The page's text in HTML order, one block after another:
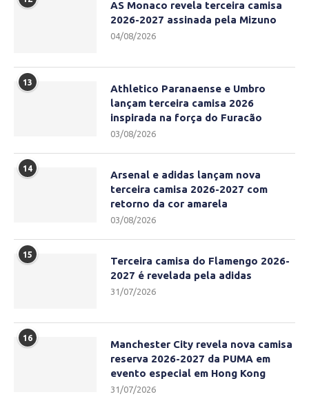
AS Monaco revela terceira camisa
2026-2027 assinada pela Mizuno
04/08/2026
13
Athletico Paranaense e Umbro
lançam terceira camisa 2026
inspirada na força do Furacão
03/08/2026
14
Arsenal e adidas lançam nova
terceira camisa 2026-2027 com
retorno da cor amarela
03/08/2026
15
Terceira camisa do Flamengo 2026-
2027 é revelada pela adidas
31/07/2026
16
Manchester City revela nova camisa
reserva 2026-2027 da PUMA em
evento especial em Hong Kong
31/07/2026